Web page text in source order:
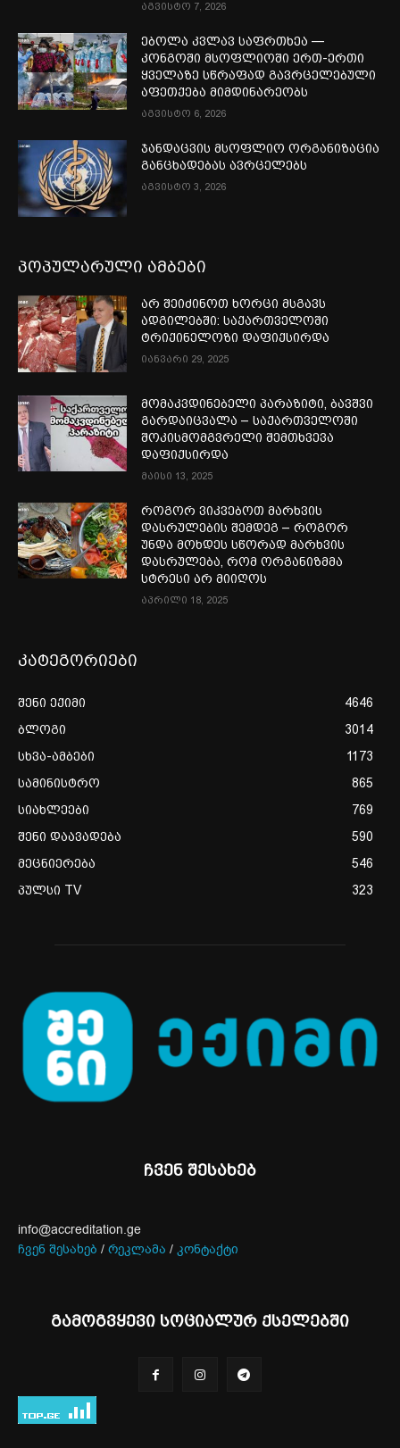
აგვისტო 7, 2026
ებოლა კვლავ საფრთხეა —
კონგოში მსოფლიოში ერთ-ერთი
ყველაზე სწრაფად გავრცელებული
აფეთქება მიმდინარეობს
აგვისტო 6, 2026
ჯანდაცვის მსოფლიო ორგანიზაცია
განცხადებას ავრცელებს
აგვისტო 3, 2026
პოპულარული ამბები
არ შეიძინოთ ხორცი მსგავს
ადგილებში: საქართველოში
ტრიქინელოზი დაფიქსირდა
იანვარი 29, 2025
მომაკვდინებელი პარაზიტი, ბავშვი
გარდაიცვალა – საქართველოში
შოკისმომგვრელი შემთხვევა
დაფიქსირდა
მაისი 13, 2025
როგორ ვიკვებოთ მარხვის
დასრულების შემდეგ – როგორ
უნდა მოხდეს სწორად მარხვის
დასრულება, რომ ორგანიზმმა
სტრესი არ მიიღოს
აპრილი 18, 2025
კატეგორიები
შენი ექიმი
4646
ბლოგი
3014
სხვა-ამბები
1173
სამინისტრო
865
სიახლეები
769
შენი დაავადება
590
მეცნიერება
546
პულსი TV
323
ჩვენ შესახებ
info@accreditation.ge
ჩვენ შესახებ / რეკლამა / კონტაქტი
გამოგვყევი სოციალურ ქსელებში